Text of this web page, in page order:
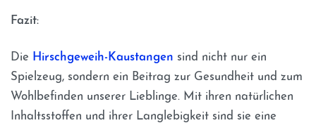
Fazit:
Die Hirschgeweih-Kaustangen sind nicht nur ein
Spielzeug, sondern ein Beitrag zur Gesundheit und zum
Wohlbefinden unserer Lieblinge. Mit ihren natürlichen
Inhaltsstoffen und ihrer Langlebigkeit sind sie eine